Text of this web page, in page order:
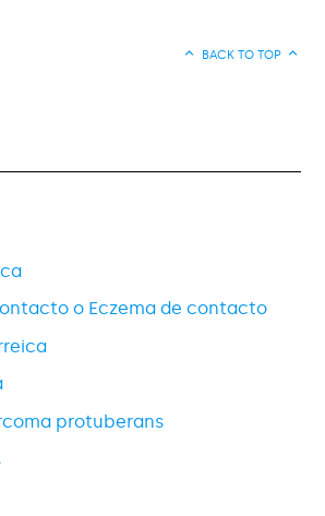
BACK TO TOP
o Eczema de contacto
protuberans